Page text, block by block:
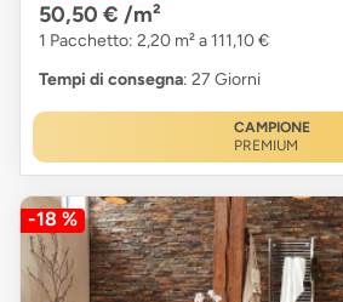
50,50 € /m²
1 Pacchetto: 2,20 m² a 111,10 €
Tempi di consegna: 27 Giorni
CAMPIONE
PREMIUM
-18 %